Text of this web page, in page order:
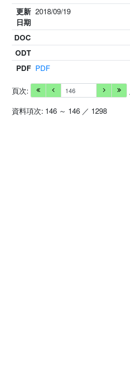
更新
日期
2018/09/19
DOC
ODT
PDF PDF
頁次:
資料項次: 146 ～ 146 ／ 1298